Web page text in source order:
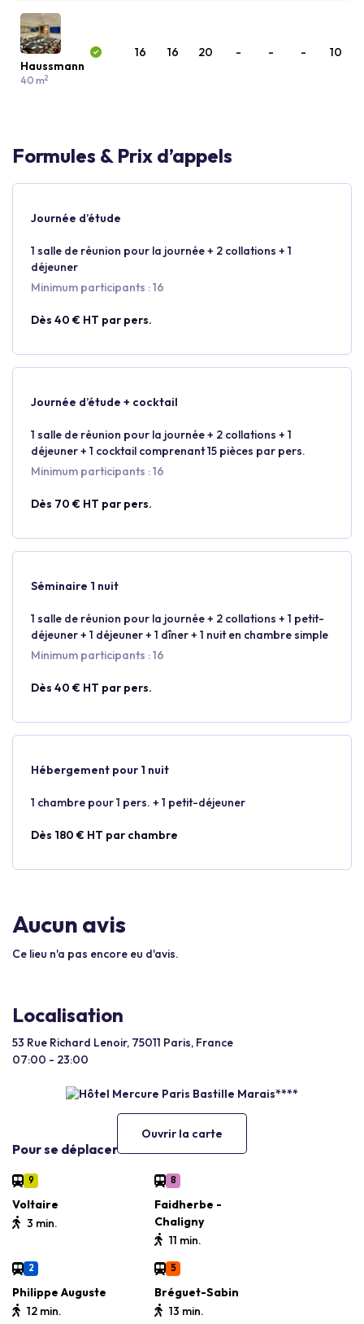
Haussmann
40 m2
16 16 20 - - - 10
Formules & Prix d’appels
Journée d’étude
1 salle de réunion pour la journée + 2 collations + 1
déjeuner
Minimum participants : 16
Dès 40 € HT par pers.
Journée d’étude + cocktail
1 salle de réunion pour la journée + 2 collations + 1
déjeuner + 1 cocktail comprenant 15 pièces par pers.
Minimum participants : 16
Dès 70 € HT par pers.
Séminaire 1 nuit
1 salle de réunion pour la journée + 2 collations + 1 petit-
déjeuner + 1 déjeuner + 1 dîner + 1 nuit en chambre simple
Minimum participants : 16
Dès 40 € HT par pers.
Hébergement pour 1 nuit
1 chambre pour 1 pers. + 1 petit-déjeuner
Dès 180 € HT par chambre
Aucun avis
Ce lieu n'a pas encore eu d'avis.
Localisation
53 Rue Richard Lenoir, 75011 Paris, France
07:00 - 23:00
Ouvrir la carte
Pour se déplacer
9
Voltaire
3 min.
8
Faidherbe -
Chaligny
11 min.
2
Philippe Auguste
12 min.
5
Bréguet-Sabin
13 min.